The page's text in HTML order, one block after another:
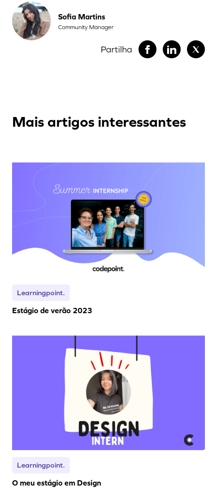
Sofia Martins
Community Manager
Partilha
Mais artigos interessantes
Learningpoint.
Estágio de verão 2023
Learningpoint.
O meu estágio em Design